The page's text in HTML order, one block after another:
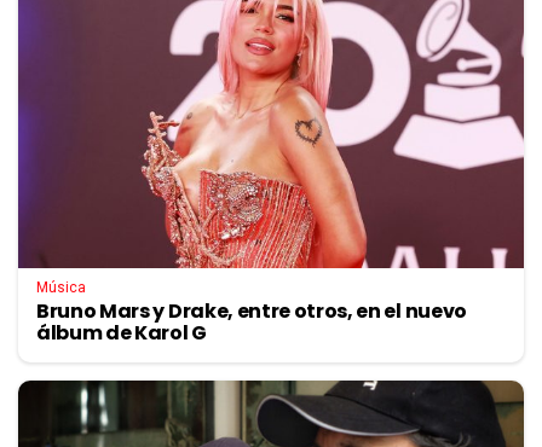
Música
Bruno Mars y Drake, entre otros, en el nuevo
álbum de Karol G